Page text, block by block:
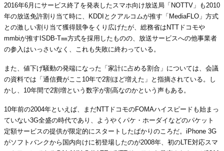
2016年6月にサービス終了を発表したスマホ向け放送局「NOTTV」も2010
年の放送免許割り当て時に、KDDIとクアルコムが推す「MediaFLO」方式
との激しい割り当て獲得競争をくり広げたが、総務省はNTTドコモや
mmbiが推すISDB-T㎜方式を採用したものの、放送サービスへの他事業者
の参入はいっさいなく、これも失敗に終わっている。
また、値下げ騒動の発端になった「家計に占める割合」については、会議
の資料では「通信費がここ10年で2割ほど増えた」と指摘されている。し
かし、10年間で2割増という数字が割高なのかという声もある。
10年前の2004年といえば、まだNTTドコモのFOMAハイスピードも始まっ
ていない3G全盛の時代であり、ようやくパケ・ホーダイなどのパケット
定額サービスの提供が限定的にスタートしたばかりのころだ。iPhone 3G
がソフトバンクから国内向けに初登場したのが2008年、初のLTE対応スマ